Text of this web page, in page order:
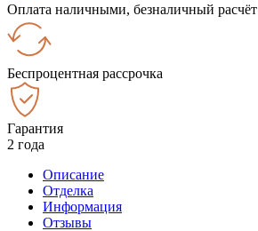
Оплата наличными, безналичный расчёт
Беспроцентная рассрочка
Гарантия
2 года
Описание
Отделка
Информация
Отзывы